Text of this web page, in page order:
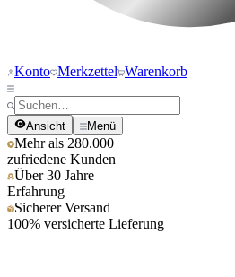
Konto Merkzettel Warenkorb
Ansicht Menü
Mehr als 280.000
zufriedene Kunden
Über 30 Jahre
Erfahrung
Sicherer Versand
100% versicherte Lieferung